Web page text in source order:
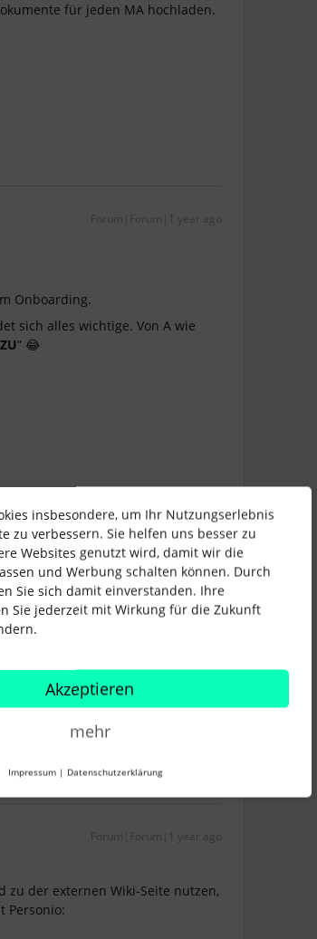
für jeden MA hochladen.
Forum|Forum|1 year ago
Onboarding.
sich alles wichtige. Von A wie
ZU” 😂
Forum|Forum|1 year ago
“Begleitzettel” erstellen und
Forum|Forum|1 year ago
zu der externen Wiki-Seite nutzen,
Personio:
insbesondere, um Ihr Nutzungserlebnis
zu verbessern. Sie helfen uns besser zu
Websites genutzt wird, damit wir die
und Werbung schalten können. Durch
Sie sich damit einverstanden. Ihre
Sie jederzeit mit Wirkung für die Zukunft
Akzeptieren
mehr
Impressum | Datenschutzerklärung